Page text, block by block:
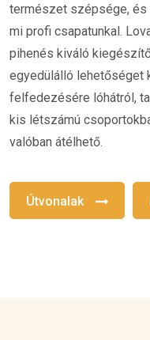
természet szépsége,
mi profi csapatunkal.
pihenés kiváló
egyedülálló lehetőséget
felfedezésére lóhátról,
kis létszámú
valóban átélhető.
Útvonalak